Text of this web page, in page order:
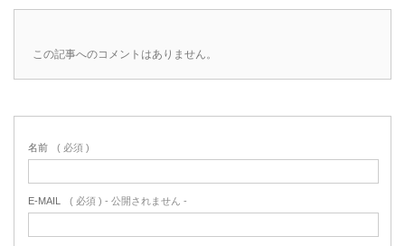
この記事へのコメントはありません。
名前 ( 必須 )
E-MAIL ( 必須 ) - 公開されません -